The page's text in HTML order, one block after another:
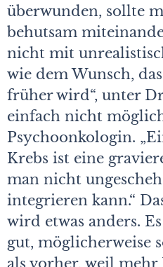
überwunden, sollte
behutsam
nicht mit
wie dem Wunsch,
früher wird“, unter
einfach nicht
Psychoonkologin.
Krebs ist eine
man nicht
integrieren kann.“
wird etwas anders.
gut, möglicherweise